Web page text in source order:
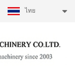
ไทย